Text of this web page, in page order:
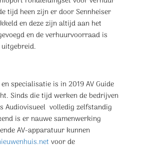
tijd heen zijn er door Sennheiser
en deze zijn altijd aan het
en de verhuurvoorraad is
specialisatie is in 2019 AV Guide
Sinds die tijd werken de bedrijven
Audiovisueel volledig zelfstandig
is er nauwe samenwerking
AV-apparatuur kunnen
voor de